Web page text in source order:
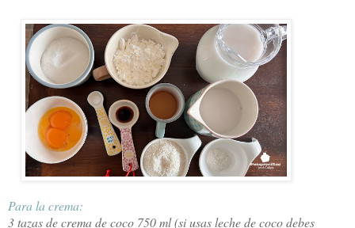
Para la crema:
3 tazas de crema de coco 750 ml (si usas leche de coco debes